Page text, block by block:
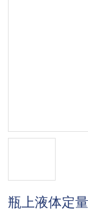
瓶上液体定